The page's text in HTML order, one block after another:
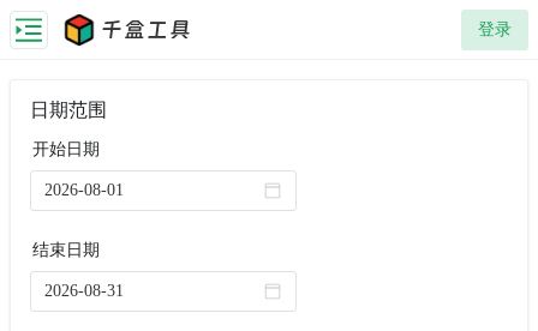
千盒工具 登录
日期范围
开始日期
结束日期